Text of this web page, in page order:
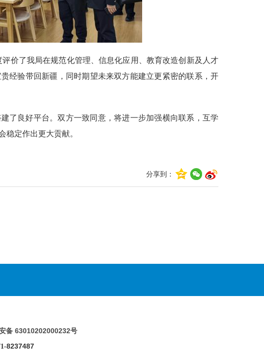
价了我局在规范化管理、信息化应用、教育改造创新及人才
经验带回新疆，同时期望未来双方能建立更紧密的联系，开
了良好平台。双方一致同意，将进一步加强横向联系，互学
稳定作出更大贡献。
分享到：
备 63010202000232号
8237487